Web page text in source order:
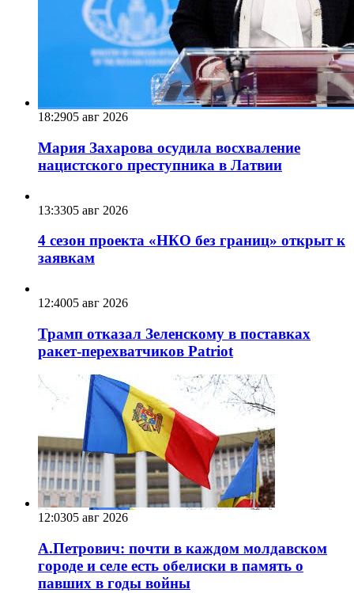
18:2905 авг 2026
Мария Захарова осудила восхваление
нацистского преступника в Латвии
13:3305 авг 2026
4 сезон проекта «НКО без границ» открыт к
заявкам
12:4005 авг 2026
Трамп отказал Зеленскому в поставках
ракет-перехватчиков Patriot
12:0305 авг 2026
А.Петрович: почти в каждом молдавском
городе и селе есть обелиски в память о
павших в годы войны